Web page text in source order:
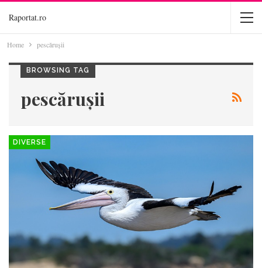
Raportat.ro
Home pescărușii
BROWSING TAG
pescărușii
DIVERSE